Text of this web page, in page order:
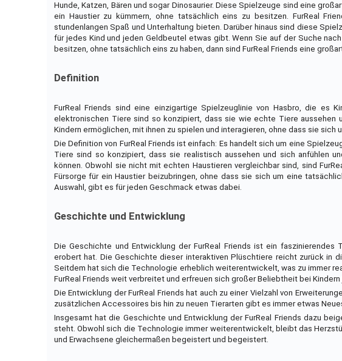
Hunde, Katzen, Bären und sogar Dinosaurier. Diese Spielzeuge sind eine
ein Haustier zu kümmern, ohne tatsächlich eins zu besitzen. FurReal
stundenlangen Spaß und Unterhaltung bieten. Darüber hinaus sind diese
für jedes Kind und jeden Geldbeutel etwas gibt. Wenn Sie auf der Suche
besitzen, ohne tatsächlich eins zu haben, dann sind FurReal Friends eine
Definition
FurReal Friends sind eine einzigartige Spielzeuglinie von Hasbro, die es
elektronischen Tiere sind so konzipiert, dass sie wie echte Tiere aussehen
Kindern ermöglichen, mit ihnen zu spielen und interagieren, ohne dass sie sich
Die Definition von FurReal Friends ist einfach: Es handelt sich um eine
Tiere sind so konzipiert, dass sie realistisch aussehen und sich anfühlen
können. Obwohl sie nicht mit echten Haustieren vergleichbar sind, sind
Fürsorge für ein Haustier beizubringen, ohne dass sie sich um eine
Auswahl, gibt es für jeden Geschmack etwas dabei.
Geschichte und Entwicklung
Die Geschichte und Entwicklung der FurReal Friends ist ein faszinierendes
erobert hat. Die Geschichte dieser interaktiven Plüschtiere reicht zurück in
Seitdem hat sich die Technologie erheblich weiterentwickelt, was zu immer
FurReal Friends weit verbreitet und erfreuen sich großer Beliebtheit bei
Die Entwicklung der FurReal Friends hat auch zu einer Vielzahl von
zusätzlichen Accessoires bis hin zu neuen Tierarten gibt es immer etwas
Insgesamt hat die Geschichte und Entwicklung der FurReal Friends dazu
steht. Obwohl sich die Technologie immer weiterentwickelt, bleibt das
und Erwachsene gleichermaßen begeistert und begeistert.